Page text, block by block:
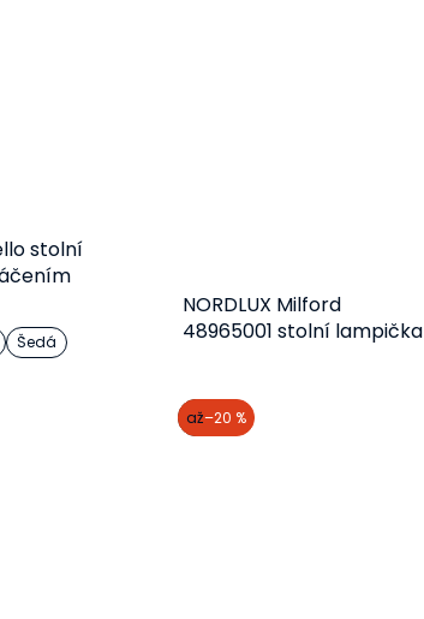
stolní
Šedá
NORDLUX Milford
48965001 stolní lampička
akce
až–20 %